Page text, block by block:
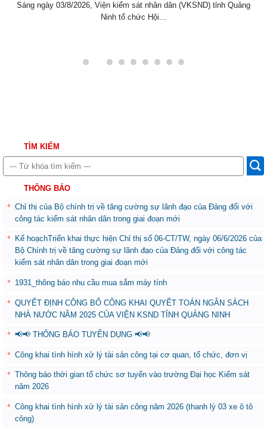
Sáng ngày 03/8/2026, Viện kiểm sát nhân dân (VKSND) tỉnh Quảng
Ninh tổ chức Hội...
TÌM KIẾM
THÔNG BÁO
Chỉ thị của Bộ chính trị về tăng cường sự lãnh đạo của Đảng đối với
công tác kiểm sát nhân dân trong giai đoạn mới
Kế hoạchTriển khai thực hiện Chỉ thị số 06-CT/TW, ngày 06/6/2026 của
Bộ Chính trị về tăng cường sự lãnh đạo của Đảng đối với công tác
kiểm sát nhân dân trong giai đoạn mới
1931_thông báo nhu cầu mua sắm máy tính
QUYẾT ĐỊNH CÔNG BỐ CÔNG KHAI QUYẾT TOÁN NGÂN SÁCH
NHÀ NƯỚC NĂM 2025 CỦA VIỆN KSND TỈNH QUẢNG NINH
📢📢 THÔNG BÁO TUYỂN DỤNG 📢📢
Công khai tình hình xử lý tài sản công tại cơ quan, tổ chức, đơn vị
Thông báo thời gian tổ chức sơ tuyển vào trường Đại học Kiểm sát
năm 2026
Công khai tình hình xử lý tài sản công năm 2026 (thanh lý 03 xe ô tô
công)